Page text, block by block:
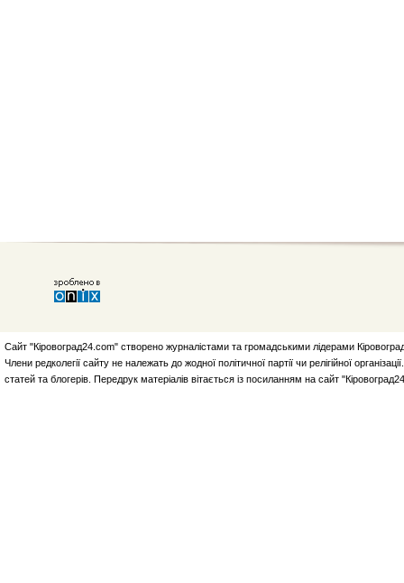
Сайт "Кіровоград24.com" створено журналістами та громадськими лідерами
Члени редколегії сайту не належать до жодної політичної партії чи релігійної
статей та блогерів. Передрук матеріалів вітається із посиланням на сайт